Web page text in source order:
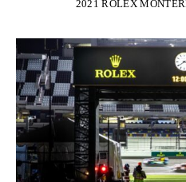
2021 ROLEX